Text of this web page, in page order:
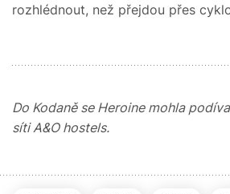
rozhlédnout, než přejdou přes
Do Kodaně se Heroine mohla
síti A&O hostels.